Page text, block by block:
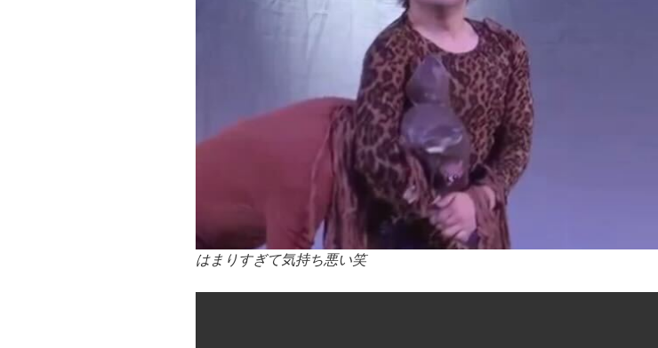
はまりすぎて気持ち悪い笑